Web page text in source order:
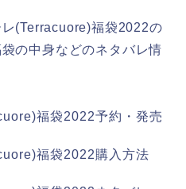
(Terracuore)福袋2022の
の中身などのネタバレ情
福袋2022予約・発売
福袋2022購入方法